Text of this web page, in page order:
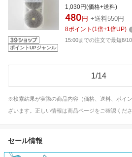
ポイントUPジャンル
1,030円(価格+送料)
480 円 +送料550円
8ポイント (1倍+1倍UP)
15:00までの注文で最短8/
1/14
※検索結果が実際の商品内容（価格、送料、ポイ
ざいます。正しい情報は商品ページをご確認くださ
セール情報